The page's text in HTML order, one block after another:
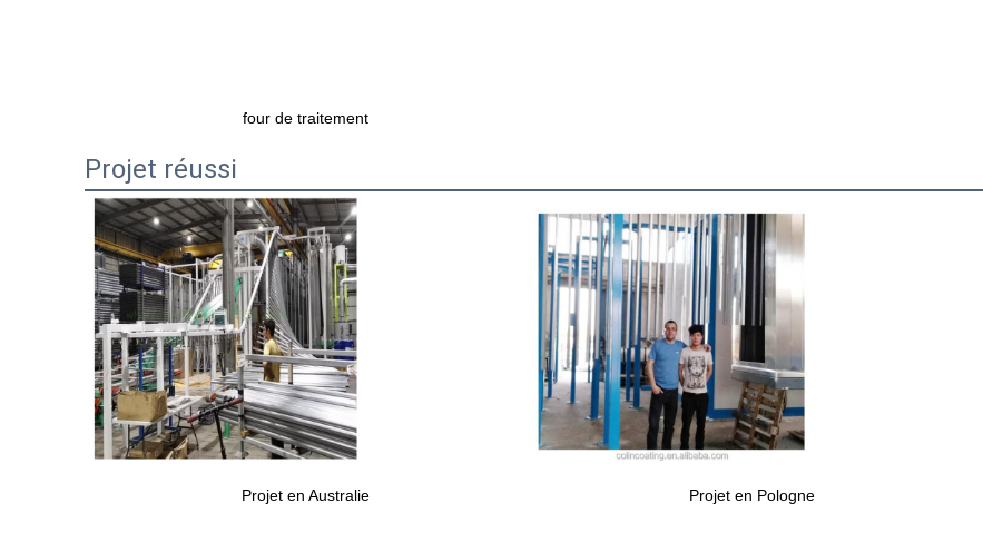
four de traitement
Projet réussi
Projet en Australie Projet en Pologne